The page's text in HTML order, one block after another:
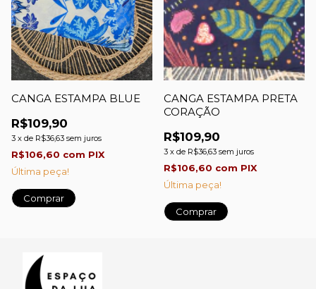
CANGA ESTAMPA BLUE
R$109,90
3 x de R$36,63 sem juros
R$106,60 com PIX
Última peça!
CANGA ESTAMPA PRETA
CORAÇÃO
R$109,90
3 x de R$36,63 sem juros
R$106,60 com PIX
Última peça!